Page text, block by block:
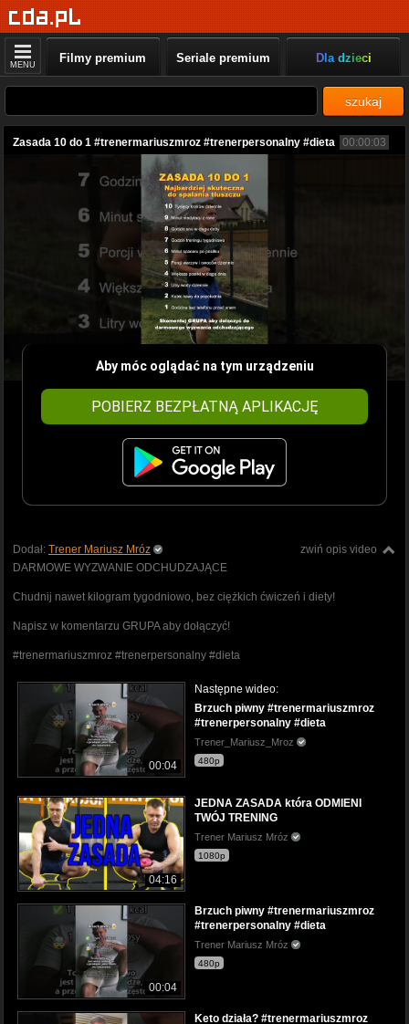
MENU Filmy premium Seriale premium Dla dzieci
szukaj
Zasada 10 do 1 #trenermariuszmroz #trenerpersonalny #dieta 00:00:03
Aby móc oglądać na tym urządzeniu
POBIERZ BEZPŁATNĄ APLIKACJĘ
zwiń opis video
Dodał: Trener Mariusz Mróz
DARMOWE WYZWANIE ODCHUDZAJĄCE
Chudnij nawet kilogram tygodniowo, bez ciężkich ćwiczeń i diety!
Napisz w komentarzu GRUPA aby dołączyć!
#trenermariuszmroz #trenerpersonalny #dieta
00:04
Następne wideo:
Brzuch piwny #trenermariuszmroz
#trenerpersonalny #dieta
Trener_Mariusz_Mroz
480p
04:16
JEDNA ZASADA która ODMIENI
TWÓJ TRENING
Trener Mariusz Mróz
1080p
00:04
Brzuch piwny #trenermariuszmroz
#trenerpersonalny #dieta
Trener Mariusz Mróz
480p
Keto działa? #trenermariuszmroz